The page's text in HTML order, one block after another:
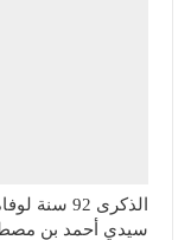
الذكرى 92
سيدي أحمد بن